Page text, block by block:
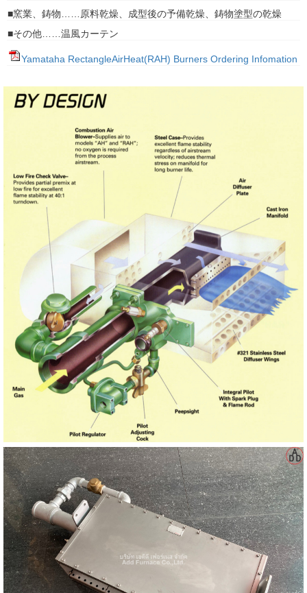
■窯業、鋳物……原料乾燥、成型後の予備乾燥、鋳物塗型の乾燥
■その他……温風カーテン
Yamataha RectangleAirHeat(RAH) Burners Ordering Infomation